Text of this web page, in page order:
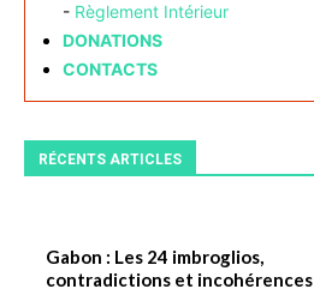
- Règlement Intérieur
DONATIONS
CONTACTS
RÉCENTS ARTICLES
Gabon : Les 24 imbroglios,
contradictions et incohérences